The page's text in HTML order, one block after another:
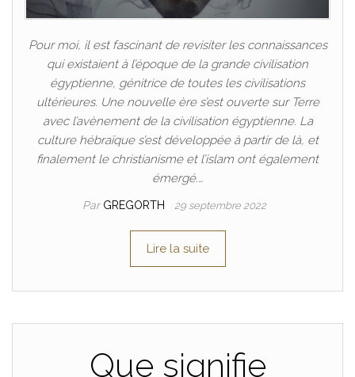
Pour moi, il est fascinant de revisiter les connaissances
qui existaient à l’époque de la grande civilisation
égyptienne, génitrice de toutes les civilisations
ultérieures. Une nouvelle ère s’est ouverte sur Terre
avec l’avènement de la civilisation égyptienne. La
culture hébraïque s’est développée à partir de là, et
finalement le christianisme et l’islam ont également
émergé.…
Par GREGORTH 29 septembre 2022
Lire la suite
Que signifie